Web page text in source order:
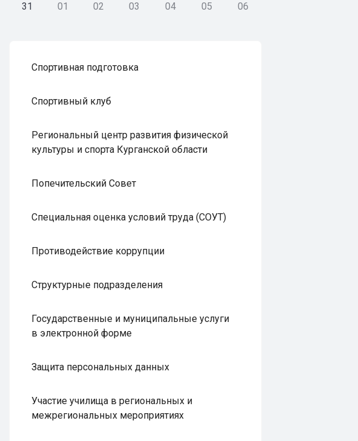
31 01 02 03 04 05 06
Спортивная подготовка
Спортивный клуб
Региональный центр развития физической
культуры и спорта Курганской области
Попечительский Совет
Специальная оценка условий труда (СОУТ)
Противодействие коррупции
Структурные подразделения
Государственные и муниципальные услуги
в электронной форме
Защита персональных данных
Участие училища в региональных и
межрегиональных мероприятиях